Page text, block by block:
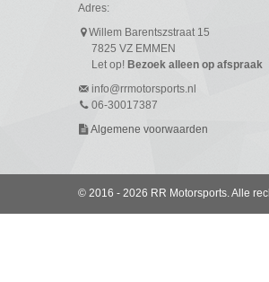
Adres:
Willem Barentszstraat 15
7825 VZ EMMEN
Let op! Bezoek alleen op afspraak
info@rrmotorsports.nl
06-30017387
Algemene voorwaarden
© 2016 - 2026 RR Motorsports. Alle